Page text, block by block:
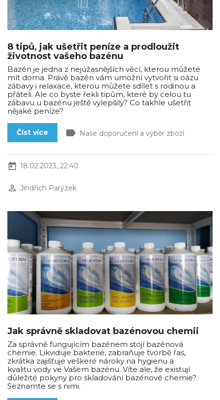
8 tipů, jak ušetřit peníze a prodloužit
životnost vašeho bazénu
Bazén je jedna z nejúžasnějších věcí, kterou můžete
mít doma. Právě bazén vám umožní vytvořit si oázu
zábavy i relaxace, kterou můžete sdílet s rodinou a
přáteli. Ale co byste řekli tipům, které by celou tu
zábavu u bazénu ještě vylepšily? Co takhle ušetřit
nějaké peníze?
Číst více label Naše doporučení a výběr zboží
today 18.02.2023, 22:40
perm_identity Jindřich Parýzek
Jak správně skladovat bazénovou chemii
Za správně fungujícím bazénem stojí bazénová
chemie. Likviduje bakterie, zabraňuje tvorbě řas,
zkrátka zajišťuje veškeré nároky na hygienu a
kvalitu vody ve Vašem bazénu. Víte ale, že existují
důležité pokyny pro skladování bazénové chemie?
Seznamte se s nimi.